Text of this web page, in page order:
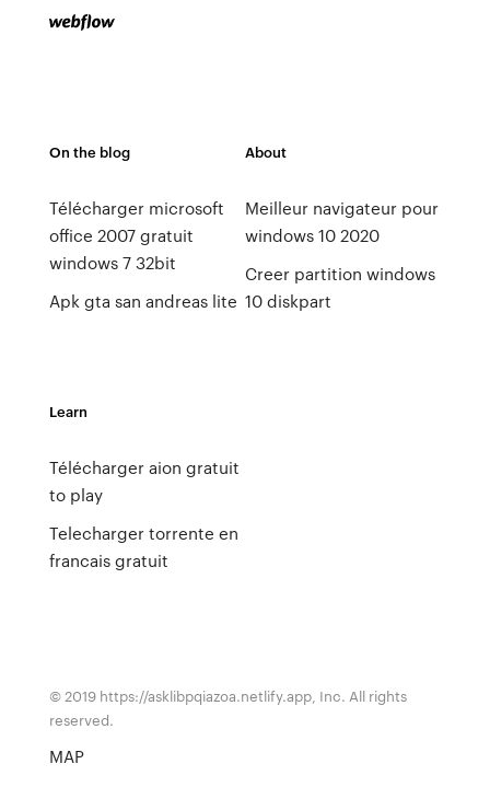
On the blog
Télécharger microsoft
office 2007 gratuit
windows 7 32bit
Apk gta san andreas lite
About
Meilleur navigateur pour
windows 10 2020
Creer partition windows
10 diskpart
Learn
Télécharger aion gratuit
to play
Telecharger torrente en
francais gratuit
© 2019 https://asklibpqiazoa.netlify.app, Inc. All rights
reserved.
MAP